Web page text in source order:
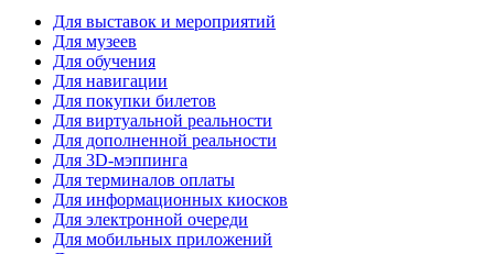
Для выставок и мероприятий
Для музеев
Для обучения
Для навигации
Для покупки билетов
Для виртуальной реальности
Для дополненной реальности
Для 3D-мэппинга
Для терминалов оплаты
Для информационных киосков
Для электронной очереди
Для мобильных приложений